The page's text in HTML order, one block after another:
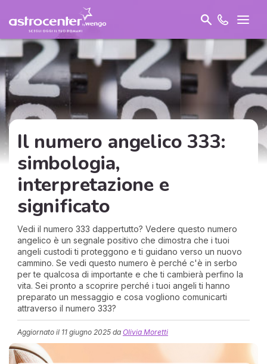
Il numero angelico 333:
simbologia,
interpretazione e
significato
Vedi il numero 333 dappertutto? Vedere questo numero
angelico è un segnale positivo che dimostra che i tuoi
angeli custodi ti proteggono e ti guidano verso un nuovo
cammino. Se vedi questo numero è perché c'è in serbo
per te qualcosa di importante e che ti cambierà perfino la
vita. Sei pronto a scoprire perché i tuoi angeli ti hanno
preparato un messaggio e cosa vogliono comunicarti
attraverso il numero 333?
Aggiornato il 11 giugno 2025 da Olivia Moretti